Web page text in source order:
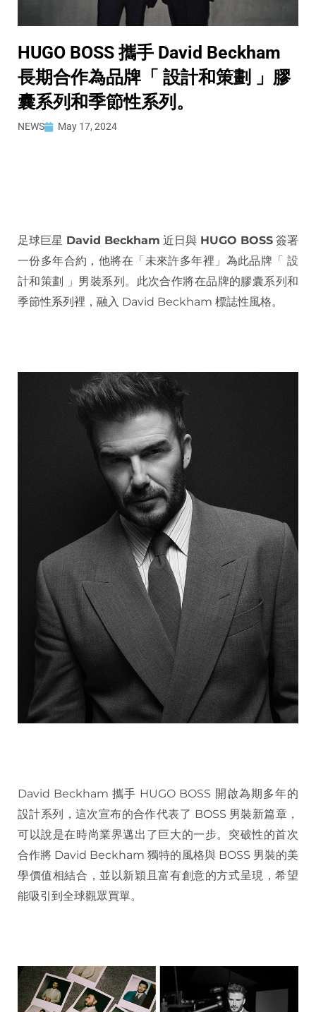
HUGO BOSS 攜手 David Beckham
長期合作為品牌「 設計和策劃 」膠
囊系列和季節性系列。
NEWS May 17, 2024
足球巨星 David Beckham 近日與 HUGO BOSS簽署
一份多年合約，他將在「未來許多年裡」為此品牌「 設
計和策劃 」男裝系列。此次合作將在品牌的膠囊系列和
季節性系列裡，融入 David Beckham 標誌性風格。
David Beckham 攜手 HUGO BOSS 開啟為期多年的
設計系列，這次宣布的合作代表了 BOSS 男裝新篇章，
可以說是在時尚業界邁出了巨大的一步。突破性的首次
合作將 David Beckham 獨特的風格與 BOSS 男裝的美
學價值相結合，並以新穎且富有創意的方式呈現，希望
能吸引到全球觀眾買單。